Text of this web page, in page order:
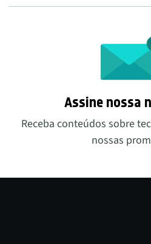
Assine nossa
Receba conteúdos sobre
nossas